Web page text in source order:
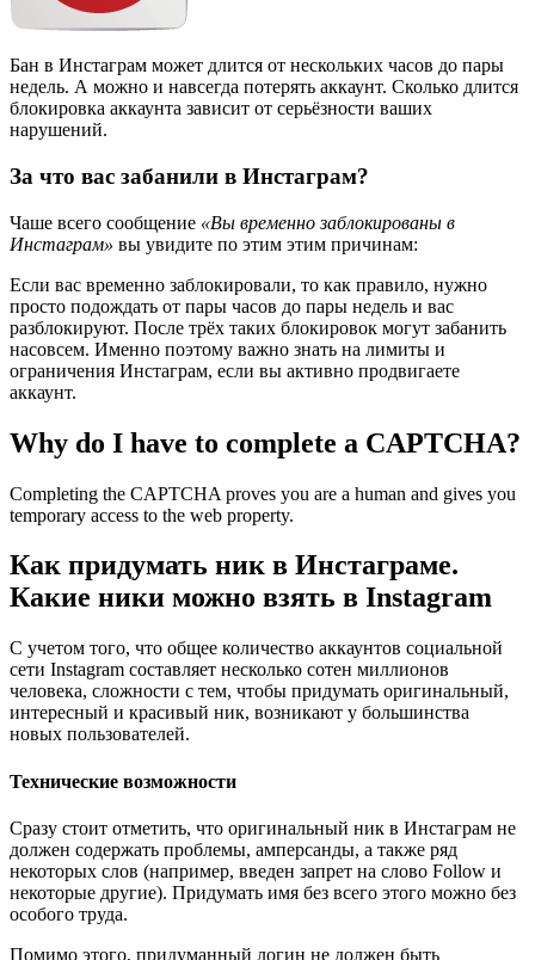
Бан в Инстаграм может длится от нескольких часов до пары
недель. А можно и навсегда потерять аккаунт. Сколько длится
блокировка аккаунта зависит от серьёзности ваших
нарушений.
За что вас забанили в Инстаграм?
Чаше всего сообщение «Вы временно заблокированы в
Инстаграм» вы увидите по этим этим причинам:
Если вас временно заблокировали, то как правило, нужно
просто подождать от пары часов до пары недель и вас
разблокируют. После трёх таких блокировок могут забанить
насовсем. Именно поэтому важно знать на лимиты и
ограничения Инстаграм, если вы активно продвигаете
аккаунт.
Why do I have to complete a CAPTCHA?
Completing the CAPTCHA proves you are a human and gives you
temporary access to the web property.
Как придумать ник в Инстаграме.
Какие ники можно взять в Instagram
С учетом того, что общее количество аккаунтов социальной
сети Instagram составляет несколько сотен миллионов
человека, сложности с тем, чтобы придумать оригинальный,
интересный и красивый ник, возникают у большинства
новых пользователей.
Технические возможности
Сразу стоит отметить, что оригинальный ник в Инстаграм не
должен содержать проблемы, амперсанды, а также ряд
некоторых слов (например, введен запрет на слово Follow и
некоторые другие). Придумать имя без всего этого можно без
особого труда.
Помимо этого, придуманный логин не должен быть